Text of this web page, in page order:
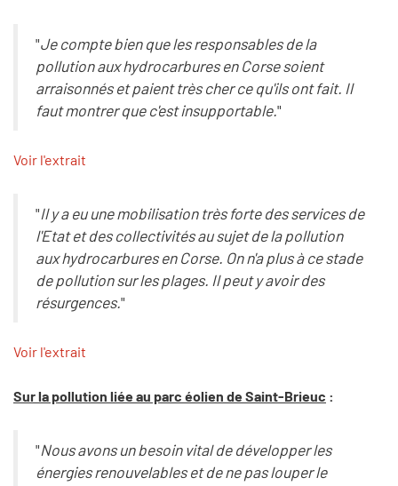
"Je compte bien que les responsables de la
pollution aux hydrocarbures en Corse soient
arraisonnés et paient très cher ce qu'ils ont fait. Il
faut montrer que c'est insupportable."
Voir l'extrait
"Il y a eu une mobilisation très forte des services de
l'Etat et des collectivités au sujet de la pollution
aux hydrocarbures en Corse. On n'a plus à ce stade
de pollution sur les plages. Il peut y avoir des
résurgences."
Voir l'extrait
Sur la pollution liée au parc éolien de Saint-Brieuc :
"Nous avons un besoin vital de développer les
énergies renouvelables et de ne pas louper le